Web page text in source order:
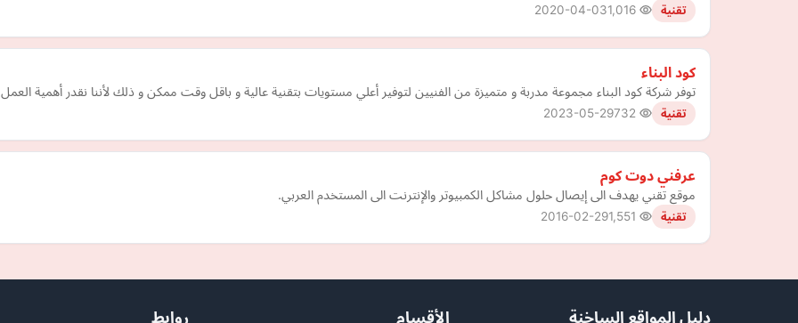
تقنية 2020-04-03
كود البناء
توفر شركة كود البناء مجموعة مدربة و متميزة من الفنيين لتوفير أعلي مستويات بتقنية عالية و باقل وقت ممكن و ذلك لأننا نقدر أهمية العمل
تقنية 2023-05-29
عرفني دوت كوم
موقع تقني يهدف الى إيصال حلول مشاكل الكمبيوتر والإنترنت الى المستخدم العربي.
تقنية 2016-02-29
دليل المواقع الساخنة الأقسام روابط